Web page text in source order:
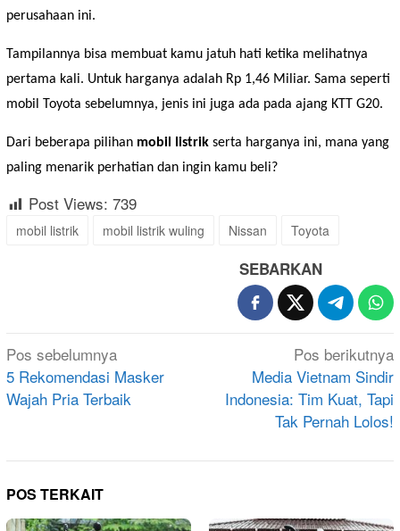
perusahaan ini.
Tampilannya bisa membuat kamu jatuh hati ketika melihatnya
pertama kali. Untuk harganya adalah Rp 1,46 Miliar. Sama seperti
mobil Toyota sebelumnya, jenis ini juga ada pada ajang KTT G20.
Dari beberapa pilihan mobil listrik serta harganya ini, mana yang
paling menarik perhatian dan ingin kamu beli?
Post Views: 739
mobil listrik mobil listrik wuling Nissan Toyota
SEBARKAN
Navigasi
pos
Pos sebelumnya
5 Rekomendasi Masker
Wajah Pria Terbaik
Pos berikutnya
Media Vietnam Sindir
Indonesia: Tim Kuat, Tapi
Tak Pernah Lolos!
POS TERKAIT